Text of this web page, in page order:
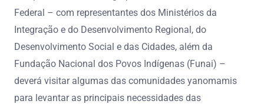
Federal – com representantes dos Ministérios da
Integração e do Desenvolvimento Regional, do
Desenvolvimento Social e das Cidades, além da
Fundação Nacional dos Povos Indígenas (Funai) –
deverá visitar algumas das comunidades yanomamis
para levantar as principais necessidades das